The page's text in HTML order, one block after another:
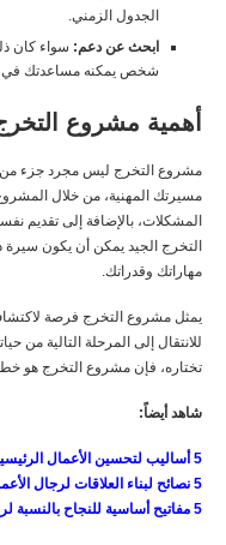
الجدول الزمني.
ابحث عن دعم: سواء كان
شخص يمكنه مساعدتك في
أهمية مشروع
مشروع التخرج ليس مجرد جزء من
مسيرتك المهنية، من خلال
المشكلات، بالإضافة إلى
التخرج الجيد يمكن أن يكون سيرة
مهاراتك وقدراتك.
يمثل مشروع التخرج فرصة
للانتقال إلى المرحلة التالية من
تختاره، فإن مشروع التخرج هو
شاهد أيضاً:
5 أساليب لتحسين الأعمال الرئيسية
5 نصائح لبناء العلاقات لرجال الأعمال وأصحاب الشركات الصغيرة
5 مفاتيح أساسية للنجاح بالنسبة لرواد الأعمال